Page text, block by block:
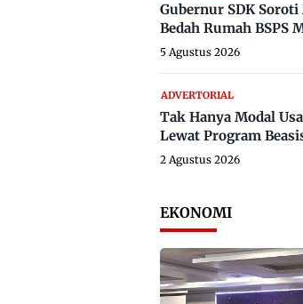
Gubernur SDK
Bedah Rumah BSPS
5 Agustus 2026
ADVERTORIAL
Tak Hanya Modal
Lewat Program
2 Agustus 2026
EKONOMI